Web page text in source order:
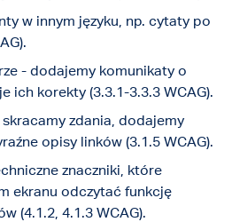
logicznie zorganizowane - to
dalszych usprawnień
ustawiony, co
ekranu (3.1.1 WCAG).
i łatwe w obsłudze
strona wszędzie
stabilnie i ma poprawnie
by dobrze
Twojej zgody (3.2.2
jak kliknięcie zamiast
sprawnie. W razie
cofnąć akcję (2.5.1-2.5.2
był pomocny
w innym języku, np. cytaty po
- dodajemy komunikaty o
ich korekty (3.3.1-3.3.3 WCAG).
skracamy zdania, dodajemy
opisy linków (3.1.5 WCAG).
znaczniki, które
ekranu odczytać funkcję
(4.1.2, 4.1.3 WCAG).